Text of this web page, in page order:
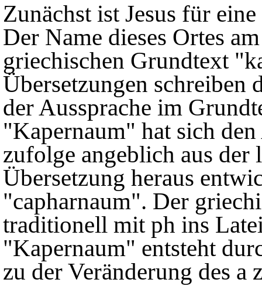
Zunächst ist Jesus für
Der Name dieses Ortes
griechischen Grundtext
Übersetzungen schreiben
der Aussprache im
"Kapernaum" hat sich
zufolge angeblich aus der
Übersetzung heraus
"capharnaum". Der
traditionell mit ph ins
"Kapernaum" entsteht
zu der Veränderung des a